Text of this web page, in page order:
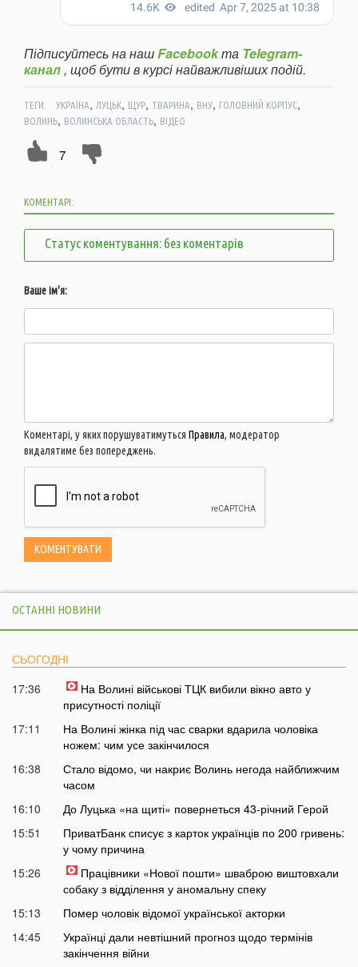
Підписуйтесь на нашFacebookта Telegram-
канал, щоб бути в курсі найважливіших подій.
ТЕГИ: УКРАЇНА, ЛУЦЬК, ЩУР, ТВАРИНА, ВНУ, ГОЛОВНИЙ КОРПУС,
ВОЛИНЬ, ВОЛИНСЬКА ОБЛАСТЬ, ВІДЕО
7
КОМЕНТАРІ:
Статус коментування: без коментарів
Ваше ім'я:
Коментарі, у яких порушуватимуться Правила, модератор
видалятиме без попереджень.
ОСТАННІ НОВИНИ
СЬОГОДНІ
17:36
На Волині військові ТЦК вибили вікно авто у
присутності поліції
17:11
На Волині жінка під час сварки вдарила чоловіка
ножем: чим усе закінчилося
16:38
Стало відомо, чи накриє Волинь негода найближчим
часом
16:10
До Луцька «на щиті» повернеться 43-річний Герой
15:51
ПриватБанк списує з карток українців по 200 гривень:
у чому причина
15:26
Працівники «Нової пошти» шваброю виштовхали
собаку з відділення у аномальну спеку
15:13
Помер чоловік відомої української акторки
14:45
Українці дали невтішний прогноз щодо термінів
закінчення війни